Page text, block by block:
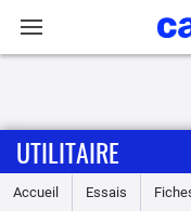
Accueil
UTILITAIRE
Accueil Essais